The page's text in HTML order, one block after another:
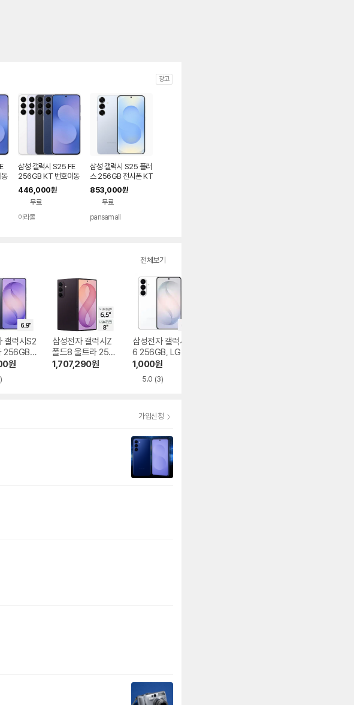
광고
삼성 갤럭시 S25 FE
256GB KT 번호이동
공시지원 완납
446,000원
무료
아라몰
삼성 갤럭시 S25 플러
스 256GB 전시폰 KT
번호이동 완납 90요금
제
853,000원
무료
pansamall
전체보기
갤럭시S2
256GB,
이동 완
원
삼성전자 갤럭시Z
폴드8 울트라 256
GB, LG U+ 기기변
1,707,290원
삼성전자 갤럭시S2
6 256GB, LG U+
번호이동 완납
1,000원
5.0 (3)
가입신청